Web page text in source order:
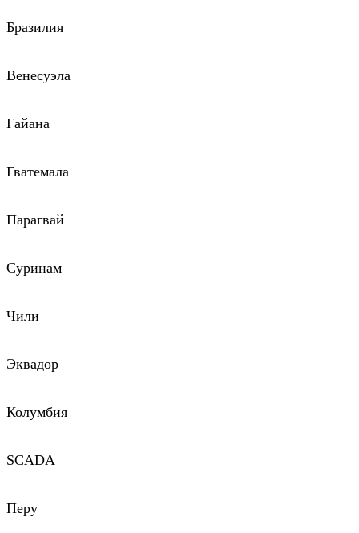
Бразилия
Венесуэла
Гайана
Гватемала
Парагвай
Суринам
Чили
Эквадор
Колумбия
SCADA
Перу